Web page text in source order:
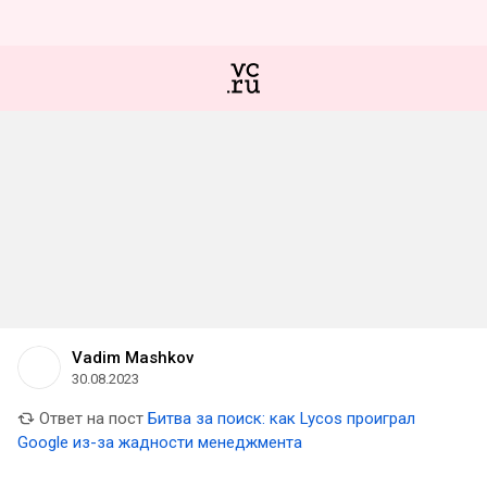
Vadim Mashkov
30.08.2023
Ответ на пост Битва за поиск: как Lycos проиграл
Google из-за жадности менеджмента